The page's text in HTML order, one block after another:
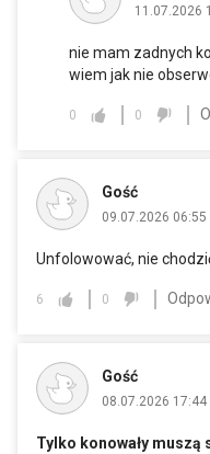
11.07.2026
nie mam zadnych
wiem jak nie
0 0
Gość
09.07.2026 06:55
Unfolowować, nie
6 0
Gość
08.07.2026 17:44
Tylko konowały muszą